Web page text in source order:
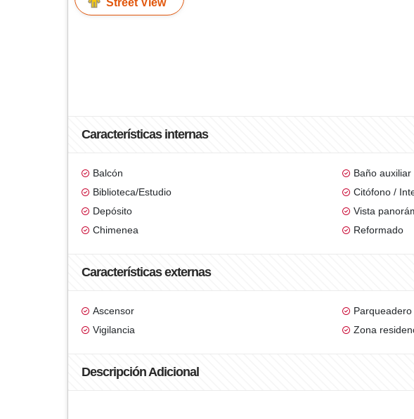
Street View
Características internas
Balcón Baño auxiliar
Biblioteca/Estudio
Citófono /
Depósito
Vista
Chimenea
Reformado
Características externas
Ascensor
Vigilancia
Zona
Descripción Adicional